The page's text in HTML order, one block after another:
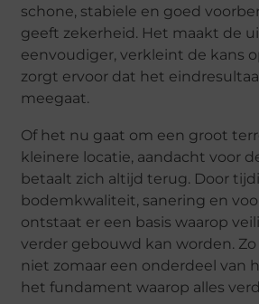
schone, stabiele en goed
geeft zekerheid. Het maakt de
eenvoudiger, verkleint de kans
zorgt ervoor dat het
meegaat.
Of het nu gaat om een groot
kleinere locatie, aandacht voor
betaalt zich altijd terug. Door
bodemkwaliteit, sanering en
ontstaat er een basis waarop
verder gebouwd kan worden.
niet zomaar een onderdeel van
het fundament waarop alles